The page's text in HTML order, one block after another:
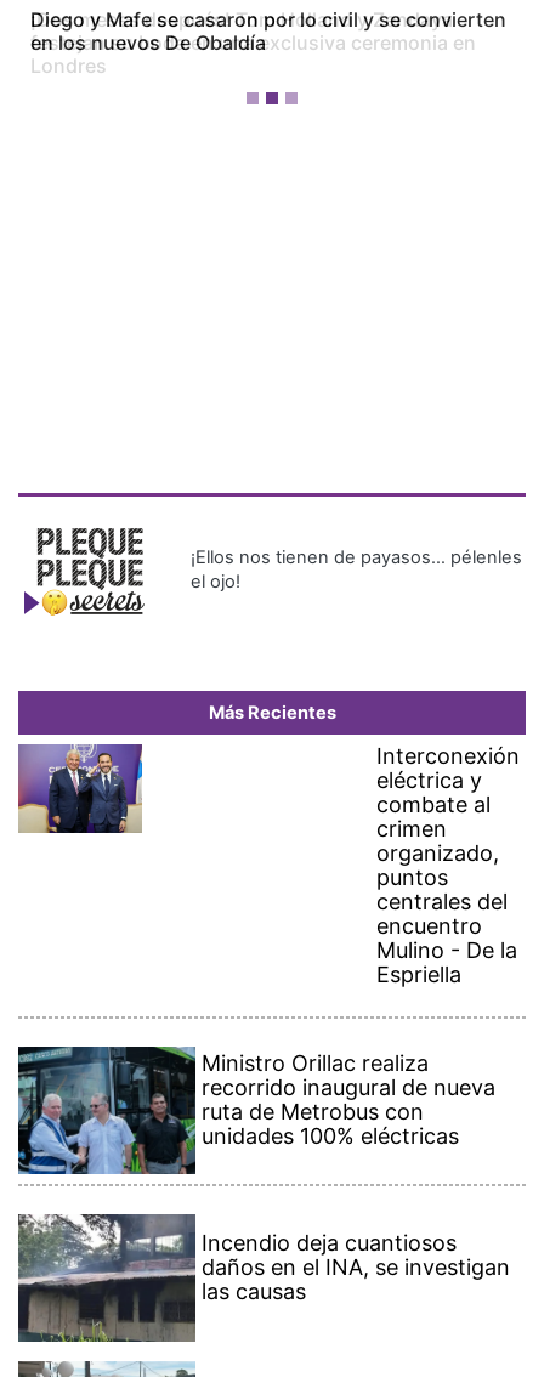
Diego y Mafe se casaron por lo civil y se convierten
en los nuevos De Obaldía
el ojo!
Más Recientes
Interconexión
eléctrica y
combate al
crimen
organizado,
puntos
centrales del
encuentro
Mulino - De la
Espriella
recorrido inaugural de nueva
ruta de Metrobus con
unidades 100% eléctricas
daños en el INA, se investigan
las causas